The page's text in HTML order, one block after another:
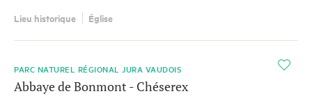
Lieu historique Église
i
PARC NATUREL RÉGIONAL JURA VAUDOIS
Abbaye de Bonmont - Chéserex